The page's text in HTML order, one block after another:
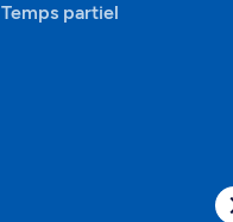
partiel